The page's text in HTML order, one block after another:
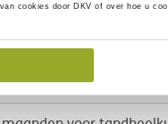
cookies door DKV of over hoe u